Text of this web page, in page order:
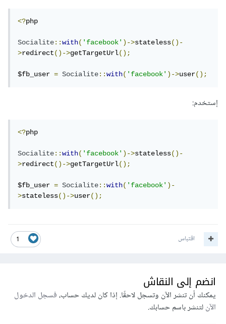
<?php
Socialite::with('facebook')->stateless()-
>redirect()->getTargetUrl();
$fb_user = Socialite::with('facebook')->user();
إستخدم:
<?php
Socialite::with('facebook')->stateless()-
>redirect()->getTargetUrl();
$fb_user = Socialite::with('facebook')-
>stateless()->user();
1 اقتباس
انضم إلى النقاش
يمكنك أن تنشر الآن وتسجل لاحقًا. إذا كان لديك حساب،فسجل الدخول
الآنلتنشر باسم حسابك.